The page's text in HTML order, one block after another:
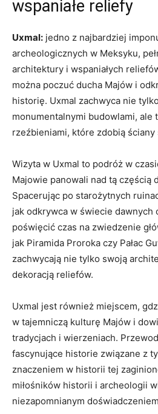
wspaniałe reliefy
Uxmal: jedno ⁢z najbardziej
archeologicznych ⁣w Meksyku,
architektury i wspaniałych
można poczuć ducha Majów i
historię. Uxmal zachwyca nie
monumentalnymi budowlami, ⁢ale
rzeźbieniami, które zdobią
Wizyta w Uxmal to podróż w
Majowie panowali nad tą ‌częścią
Spacerując‍ po starożytnych
jak odkrywca⁢ w świecie dawnych
poświęcić czas na ⁣zwiedzenie⁣
jak Piramida ​Proroka czy Pałac
zachwycają nie tylko swoją
dekoracją reliefów.
Uxmal jest również miejscem,
w tajemniczą kulturę Majów i⁤
tradycjach i wierzeniach.
⁣fascynujące historie związane z
znaczeniem w ⁢historii tej
miłośników historii​ i archeologii
niezapomnianym